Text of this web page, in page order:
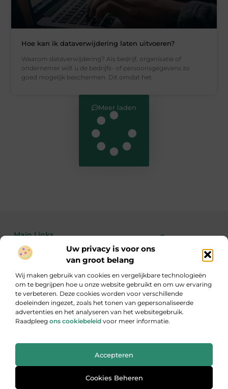
Uw privacy is voor ons
van groot belang
Wij maken gebruik van cookies en vergelijkbare technologieën
om te begrijpen hoe u onze website gebruikt en om uw ervaring
te verbeteren. Deze cookies worden voor verschillende
doeleinden ingezet, zoals het tonen van gepersonaliseerde
advertenties en het analyseren van het websitegebruik.
Raadpleeg ons cookiebeleid voor meer informatie.
Accepteren
Cookies Beheren
Hoe kan ik dataverwijdering laten uitvoeren?
Waarom dataverwijdering? Als bedrijf, organisatie of
ondernemer wilt u de bedrijfs- of persoonsgegevens zo
goed mogelijk beschermen. Dit omdat het
Meer laden
Main Links
Bekende Nederlanders
Inzicht, inspiratie en informatie
Een gevarieerde verzameling blogs die je aan het denken zet.
www.ondernemersverbondoss.nl